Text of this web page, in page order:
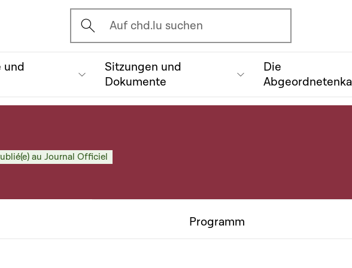
Ouvrir l'écran de recherche
Auf chd.lu suchen
und
Sitzungen und
Dokumente
Die
au Journal Officiel
Programm